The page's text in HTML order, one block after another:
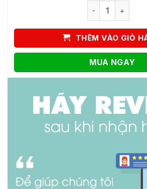
Bộ bàn ghế
THÊM VÀO GIỎ
MUA NGAY